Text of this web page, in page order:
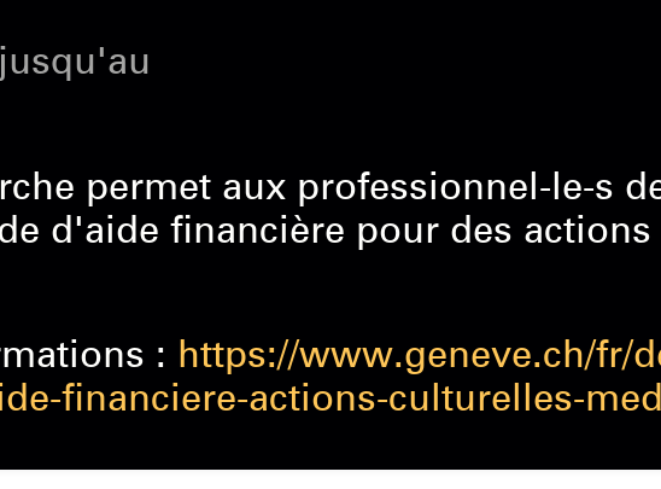
permet aux professionnel-le-s
d'aide financière pour des
: https://www.geneve.ch/fr/
financiere-actions-culturelles-